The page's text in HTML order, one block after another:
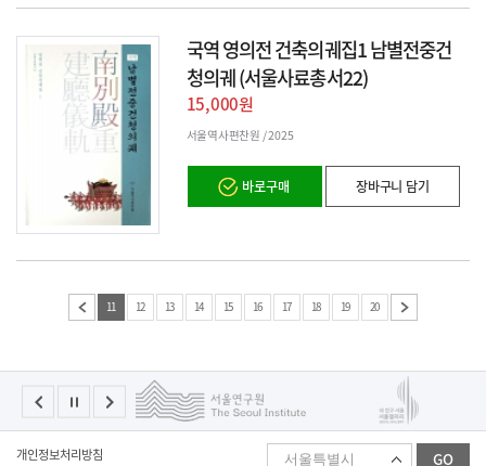
국역 영의전 건축의궤집1 남별전중건
청의궤 (서울사료총서22)
15,000원
서울역사편찬원 /2025
바로구매 장바구니 담기
11 12 13 14 15 16 17 18 19 20
개인정보처리방침 GO